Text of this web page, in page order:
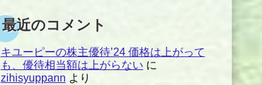
最近のコメント
キユーピーの株主優待’24 価格は上がって
も、優待相当額は上がらない に
zihisyuppann より